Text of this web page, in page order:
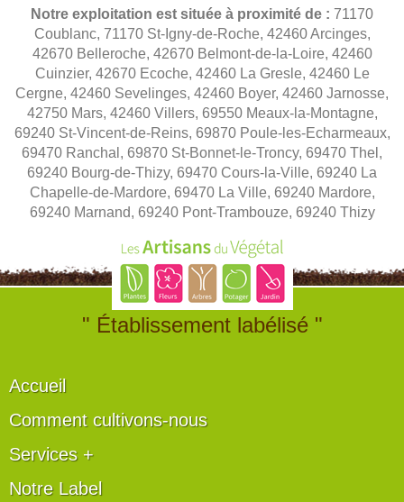
Notre exploitation est située à proximité de : 71170
Coublanc, 71170 St-Igny-de-Roche, 42460 Arcinges,
42670 Belleroche, 42670 Belmont-de-la-Loire, 42460
Cuinzier, 42670 Ecoche, 42460 La Gresle, 42460 Le
Cergne, 42460 Sevelinges, 42460 Boyer, 42460 Jarnosse,
42750 Mars, 42460 Villers, 69550 Meaux-la-Montagne,
69240 St-Vincent-de-Reins, 69870 Poule-les-Echarmeaux,
69470 Ranchal, 69870 St-Bonnet-le-Troncy, 69470 Thel,
69240 Bourg-de-Thizy, 69470 Cours-la-Ville, 69240 La
Chapelle-de-Mardore, 69470 La Ville, 69240 Mardore,
69240 Marnand, 69240 Pont-Trambouze, 69240 Thizy
" Établissement labélisé "
Accueil
Comment cultivons-nous
Services +
Notre Label